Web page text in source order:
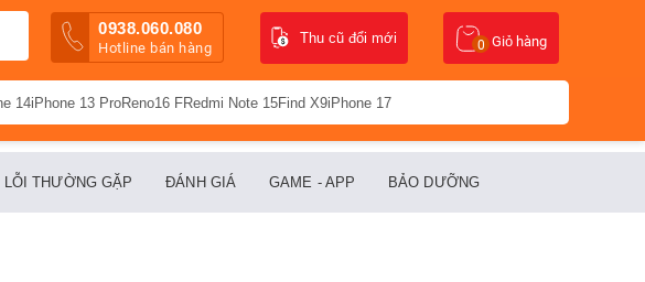
0938.060.080
Hotline bán hàng Giỏ hàng
0
Thu cũ đổi mới
14iPhone 13 ProReno16 FRedmi Note 15Find X9iPhone 17
LỖI THƯỜNG GẶP ĐÁNH GIÁ GAME - APP BẢO DƯỠNG